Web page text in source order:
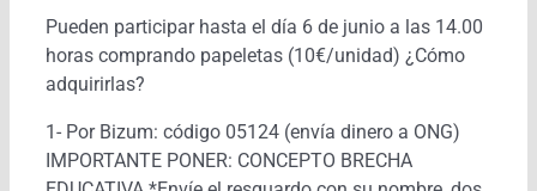
Pueden participar hasta el día 6 de junio a las 14.00
horas comprando papeletas (10€/unidad) ¿Cómo
adquirirlas?
1- Por Bizum: código 05124 (envía dinero a ONG)
IMPORTANTE PONER: CONCEPTO BRECHA